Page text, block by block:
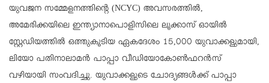
യുവജന സമ്മേളനത്തിന്റെ (NCYC) അവസരത്തിൽ,
അമേരിക്കയിലെ ഇന്ത്യാനാപൊളിസിലെ ലൂക്കാസ് ഓയിൽ
സ്റ്റേഡിയത്തിൽ ഒത്തുകൂടിയ ഏകദേശം 15,000 യുവാക്കളുമായി,
ലിയോ പതിനാലാമൻ പാപ്പാ വീഡിയോകോൺഫറൻസ്
വഴിയായി സംവദിച്ചു. യുവാക്കളുടെ ചോദ്യങ്ങൾക്ക് പാപ്പാ